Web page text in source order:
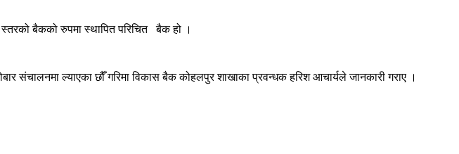
बैकको रुपमा स्थापित परिचित बैक हो ।
संचालनमा ल्याएका छौँ गरिमा विकास बैक कोहलपुर शाखाका प्रवन्धक हरिश आचार्यले जानकारी गराए ।